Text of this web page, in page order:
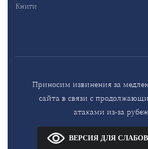
Книги
Приносим извинения за
сайта в связи с
атаками из-за
ВЕРСИЯ ДЛЯ